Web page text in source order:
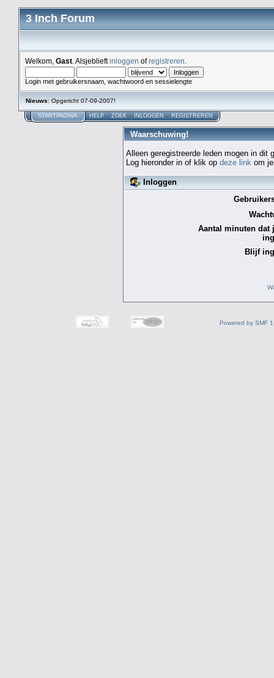
3 Inch Forum
Welkom, Gast . Alsjeblieftinloggen ofregistreren
Login met gebruikersnaam, wachtwoord en sessielengte
Nieuws: Opgericht 07-09-2007!
STARTPAGINA HELP ZOEK INLOGGEN REGISTREREN
Waarschuwing!
Alleen geregistreerde leden mogen in dit
Log hieronder in of klik op deze link om
Inloggen
Aantal minuten dat
Blijf
Powered by SMF